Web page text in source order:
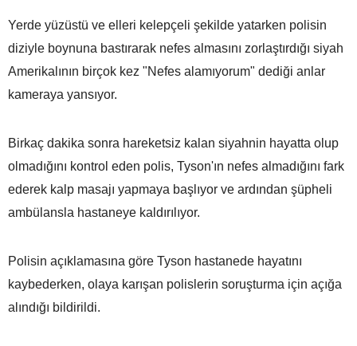
Yerde yüzüstü ve elleri kelepçeli şekilde yatarken polisin
diziyle boynuna bastırarak nefes almasını zorlaştırdığı siyah
Amerikalının birçok kez "Nefes alamıyorum" dediği anlar
kameraya yansıyor.
Birkaç dakika sonra hareketsiz kalan siyahnin hayatta olup
olmadığını kontrol eden polis, Tyson'ın nefes almadığını fark
ederek kalp masajı yapmaya başlıyor ve ardından şüpheli
ambülansla hastaneye kaldırılıyor.
Polisin açıklamasına göre Tyson hastanede hayatını
kaybederken, olaya karışan polislerin soruşturma için açığa
alındığı bildirildi.